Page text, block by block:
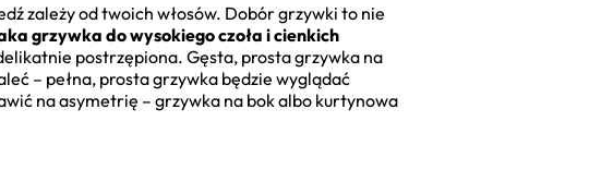
zależy od twoich włosów. Dobór grzywki to nie
grzywka do wysokiego czoła i cienkich
postrzępiona. Gęsta, prosta grzywka na
– pełna, prosta grzywka będzie wyglądać
na asymetrię – grzywka na bok albo kurtynowa